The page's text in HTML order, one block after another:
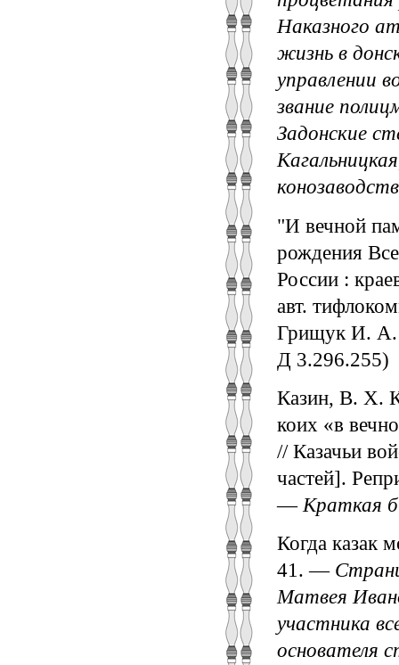
Наказного
жизнь в
управлении
звание
Задонские
"И вечной
рождения
России :
авт.
Грищук И. А.
Д 3.296.255)
Казин, В. Х.
коих «в
// Казачьи
частей].
— Краткая
Когда казак
41. —
Матвея
участника
основателя